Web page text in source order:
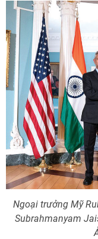
Ngoại trưởng Mỹ
Subrahmanyam